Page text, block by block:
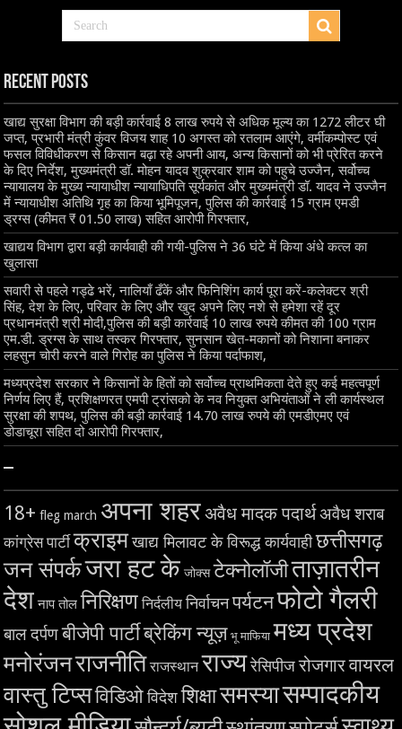
Recent Posts
खाद्य सुरक्षा विभाग की बड़ी कार्रवाई 8 लाख रुपये से अधिक मूल्य का 1272 लीटर घी
जप्त, प्रभारी मंत्री कुंवर विजय शाह 10 अगस्त को रतलाम आएंगे, वर्मीकम्पोस्ट एवं
फसल विविधीकरण से किसान बढ़ा रहे अपनी आय, अन्य किसानों को भी प्रेरित करने
के दिए निर्देश, मुख्यमंत्री डॉ. मोहन यादव शुक्रवार शाम को पहुचे उज्जैन, सर्वोच्च
न्यायालय के मुख्‍य न्‍यायाधीश न्यायाधिपति सूर्यकांत और मुख्यमंत्री डॉ. यादव ने उज्जैन
में न्यायाधीश अतिथि गृह का किया भूमिपूजन, पुलिस की कार्रवाई 15 ग्राम एमडी
ड्रग्स (कीमत ₹ 01.50 लाख) सहित आरोपी गिरफ्तार,
खाद्यय विभाग द्वारा बड़ी कार्यवाही की गयी-पुलिस ने 36 घंटे में किया अंधे कत्ल का
खुलासा
सवारी से पहले गड्ढे भरें, नालियाँ ढँकें और फिनिशिंग कार्य पूरा करें-कलेक्टर श्री
सिंह, देश के लिए, परिवार के लिए और खुद अपने लिए नशे से हमेशा रहें दूर
प्रधानमंत्री श्री मोदी,पुलिस की बड़ी कार्रवाई 10 लाख रुपये कीमत की 100 ग्राम
एम.डी. ड्रग्स के साथ तस्कर गिरफ्तार, सुनसान खेत-मकानों को निशाना बनाकर
लहसुन चोरी करने वाले गिरोह का पुलिस ने किया पर्दाफाश,
मध्यप्रदेश सरकार ने किसानों के हितों को सर्वोच्च प्राथमिकता देते हुए कई महत्वपूर्ण
निर्णय लिए हैं, प्रशिक्षणरत एमपी ट्रांसको के नव नियुक्त अभियंताओं ने ली कार्यस्थल
सुरक्षा की शपथ, पुलिस की बड़ी कार्रवाई 14.70 लाख रुपये की एमडीएमए एवं
डोडाचूरा सहित दो आरोपी गिरफ्तार,
–
18+ fleg march अपना शहरअवैध मादक पदार्थअवैध शराब
कांग्रेस पार्टी क्राइमखाद्य मिलावट के विरूद्ध कार्यवाहीछत्तीसगढ़
जन संपर्कजरा हट के जोक्स टेक्नोलॉजीताज़ातरीन
देश नाप तोल निरिक्षण निर्दलीय निर्वाचनपर्यटनफोटो गैलरी
बाल दर्पणबीजेपी पार्टीब्रेकिंग न्यूज़ भू माफिया मध्य प्रदेश
मनोरंजनराजनीति राजस्थान राज्यरेसिपीज रोजगारवायरल
वास्तु टिप्सविडिओ विदेश शिक्षासमस्यासम्पादकीय